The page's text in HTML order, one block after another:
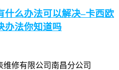
什么办法可以解决–卡西欧
办法你知道吗
修有限公司南昌分公司